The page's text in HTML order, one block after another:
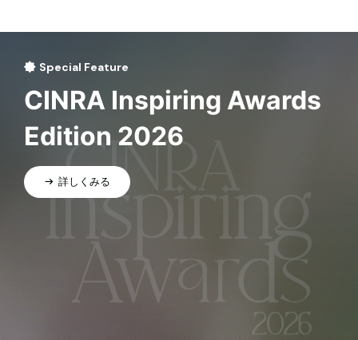
Special Feature
CINRA Inspiring Awards
Edition 2026
詳しくみる